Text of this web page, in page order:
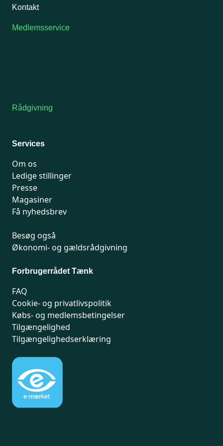
Kontakt
Medlemsservice
Rådgivning
Services
Om os
Ledige stillinger
Presse
Magasiner
Få nyhedsbrev
Besøg også
Økonomi- og gældsrådgivning
Forbrugerrådet Tænk
FAQ
Cookie- og privatlivspolitik
Købs- og medlemsbetingelser
Tilgængelighed
Tilgængelighedserklæring